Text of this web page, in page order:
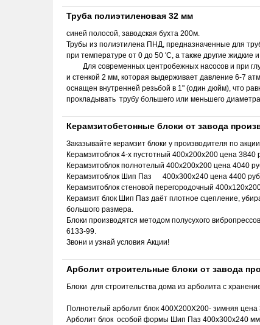
Труба полиэтиленовая 32 мм
синей полосой, заводская бухта 200м.
Трубы из полиэтилена ПНД, предназначенные для
при температуре от 0 до 50 'С, а также другие жидкие
Для современных центробежных насосов и при
и стенкой 2 мм, которая выдерживает давление 6-7
оснащен внутренней резьбой в 1" (один дюйм), что
прокладывать трубу большего или меньшего
Керамзитобетонные блоки от завода
Заказывайте керамзит блоки у производителя по
Керамзитоблок 4-х пустотный 400х200х200 цена
Керамзитоблок полнотелый 400х200х200 цена 4040
Керамзитоблок Шип Паз 400х300х240 цена 4400
Керамзитоблок стеновой перегородочный
Керамзит блок Шип Паз даёт плотное сцепление,
большого размера.
Блоки производятся методом полусухого
6133-99.
Звони и узнай условия Акции!
Арболит строительные блоки от завода
Блоки для строительства дома из арболита с
Полнотелый арболит блок 400Х200Х200- зимняя цена
Арболит блок особой формы Шип Паз 400х300х240